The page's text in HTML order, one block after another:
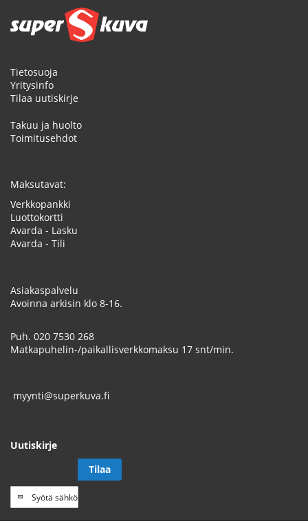
Tietosuoja
Yritysinfo
Tilaa uutiskirje
Takuu ja huolto
Toimitusehdot
Maksutavat:
Verkkopankki
Luottokortti
Avarda - Lasku
Avarda - Tili
Asiakaspalvelu
Avoinna arkisin klo 8-16.
Puh. 020 7530 268
Matkapuhelin-/paikallisverkkomaksu 17 snt/min.
myynti@superkuva.fi
Uutiskirje
Tilaa
uutiskirje
Tilaa